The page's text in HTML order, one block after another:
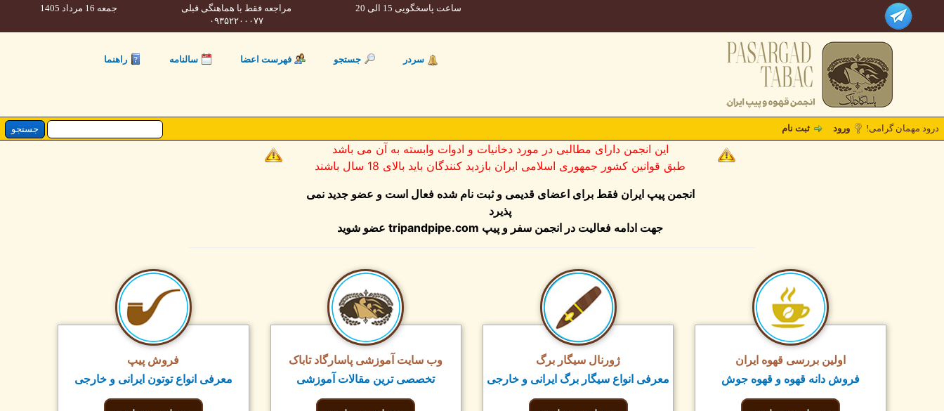
جمعه 16 مرداد 1405
مراجعه فقط با هماهنگی قبلی
۰۹۳۵۲۲۰۰۰۷۷
ساعت پاسخگویی 15 الی 20
سردر جستجو فهرست اعضا سالنامه راهنما
درود مهمان گرامی! ورود ثبت نام
این انجمن دارای مطالبی در مورد دخانیات و ادوات وابسته به آن می باشد
طبق قوانین کشور جمهوری اسلامی ایران بازدید کنندگان باید بالای 18 سال باشند
انجمن پیپ ایران فقط برای اعضای قدیمی و ثبت نام شده فعال است و عضو جدید نمی
پذیرد
جهت ادامه فعالیت در انجمن سفر و پیپ tripandpipe.comعضو شوید
اولین بررسی قهوه ایران
فروش دانه قهوه و قهوه جوش
ژورنال سیگار برگ
معرفی انواع سیگار برگ ایرانی و خارجی
وب سایت آموزشی پاسارگاد تاباک
تخصصی ترین مقالات آموزشی
فروش پیپ
معرفی انواع توتون ایرانی و خارجی